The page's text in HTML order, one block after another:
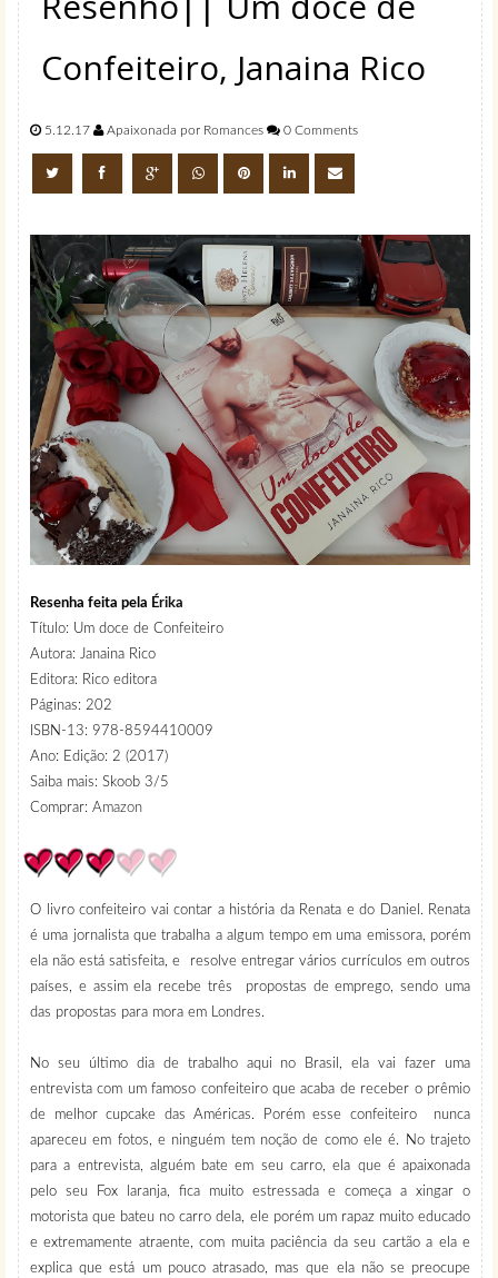
Confeiteiro, Janaina Rico
5.12.17 Apaixonada por Romances 0 Comments
Resenha feita pela Érika
Título: Um doce de Confeiteiro
Autora: Janaina Rico
Editora: Rico editora
Páginas: 202
ISBN-13: 978-8594410009
Ano: Edição: 2 (2017)
Saiba mais: Skoob 3/5
Comprar: Amazon
O livro confeiteiro vai contar a história da Renata e do Daniel. Renata
é uma jornalista que trabalha a algum tempo em uma emissora, porém
ela não está satisfeita, e resolve entregar vários currículos em outros
países, e assim ela recebe três propostas de emprego, sendo uma
das propostas para mora em Londres.
No seu último dia de trabalho aqui no Brasil, ela vai fazer uma
entrevista com um famoso confeiteiro que acaba de receber o prêmio
de melhor cupcake das Américas. Porém esse confeiteiro nunca
apareceu em fotos, e ninguém tem noção de como ele é. No trajeto
para a entrevista, alguém bate em seu carro, ela que é apaixonada
pelo seu Fox laranja, fica muito estressada e começa a xingar o
motorista que bateu no carro dela, ele porém um rapaz muito educado
e extremamente atraente, com muita paciência da seu cartão a ela e
explica que está um pouco atrasado, mas que ela não se preocupe